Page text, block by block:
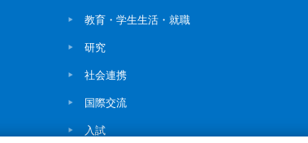
教育・学生生活・就職
研究
社会連携
国際交流
入試